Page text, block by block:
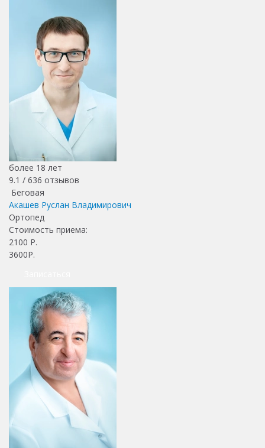
более 18 лет
9.1 / 636 отзывов
Беговая
Акашев Руслан Владимирович
Ортопед
Стоимость приема:
2100 Р.
3600Р.